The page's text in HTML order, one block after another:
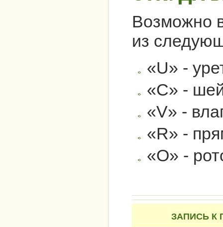
Возможно
из
«U» -
«C» -
«V» -
«R» -
«O» -
ЗАПИСЬ К